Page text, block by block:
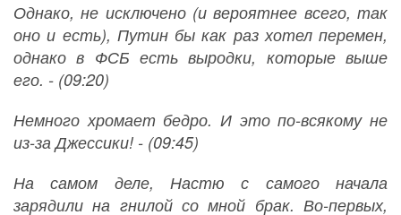
Однако, не исключено (и вероятнее всего, так
оно и есть), Путин бы как раз хотел перемен,
однако в ФСБ есть выродки, которые выше
его. - (09:20)
Немного хромает бедро. И это по-всякому не
из-за Джессики! - (09:45)
На самом деле, Настю с самого начала
зарядили на гнилой со мной брак. Во-первых,